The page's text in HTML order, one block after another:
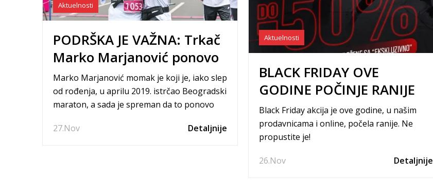
Aktuelnosti
PODRŠKA JE VAŽNA: Trkač
Marko Marjanović ponovo
pomera granice
Marko Marjanović momak je koji je, iako slep
od rođenja, u aprilu 2019. istrčao Beogradski
maraton, a sada je spreman da to ponovo
27.Nov Detaljnije
Aktuelnosti
BLACK FRIDAY OVE
GODINE POČINJE RANIJE
Black Friday akcija je ove godine, u našim
prodavnicama i online, počela ranije. Ne
propustite je!
26.Nov Detaljnije